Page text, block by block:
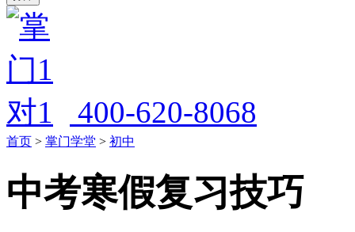
400-620-8068
首页 > 掌门学堂 > 初中
中考寒假复习技巧